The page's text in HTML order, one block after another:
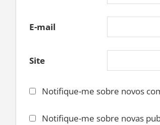
E-mail
Site
Notifique-me sobre novos
Notifique-me sobre novas